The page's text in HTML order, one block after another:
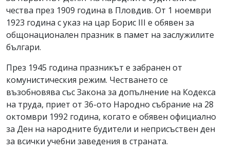
чества през 1909 година в Пловдив. От 1 ноември
1923 година с указ на цар Борис III е обявен за
общонационален празник в памет на заслужилите
българи.
През 1945 година празникът е забранен от
комунистическия режим. Честването се
възобновява със Закона за допълнение на Кодекса
на труда, приет от 36-ото Народно събрание на 28
октомври 1992 година, когато е обявен официално
за Ден на народните будители и неприсъствен ден
за всички учебни заведения в страната.